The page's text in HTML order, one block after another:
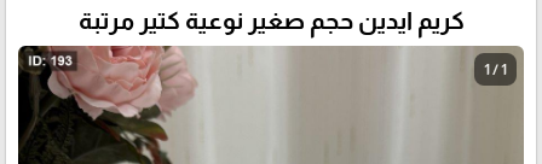
كريم ايدين حجم صغير نوعية كتير مرتبة
1 / 1